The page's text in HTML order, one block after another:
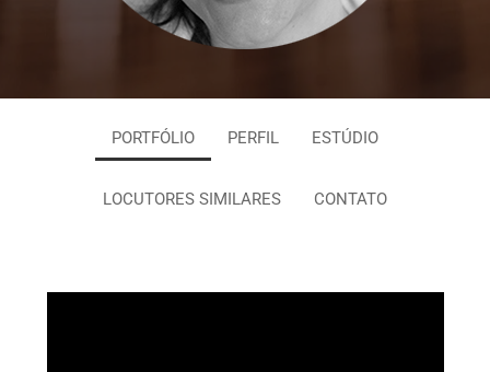
PORTFÓLIO PERFIL ESTÚDIO
LOCUTORES SIMILARES CONTATO